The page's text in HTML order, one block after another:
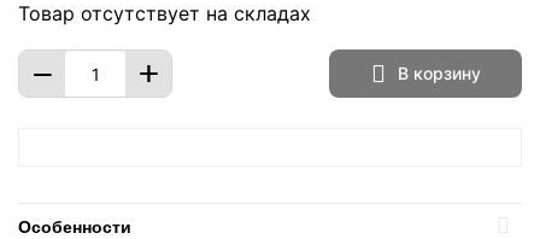
Товар отсутствует на складах
+
− В корзину
Особенности